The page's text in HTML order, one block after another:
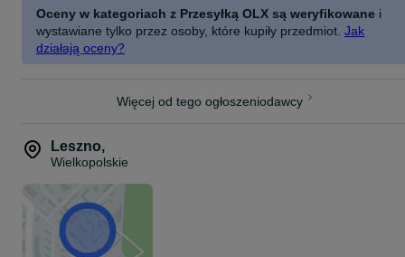
Oceny w kategoriach z Przesyłką OLX są weryfikowane i
wystawiane tylko przez osoby, które kupiły przedmiot. Jak
działają oceny?
Więcej od tego ogłoszeniodawcy
Leszno,
Wielkopolskie